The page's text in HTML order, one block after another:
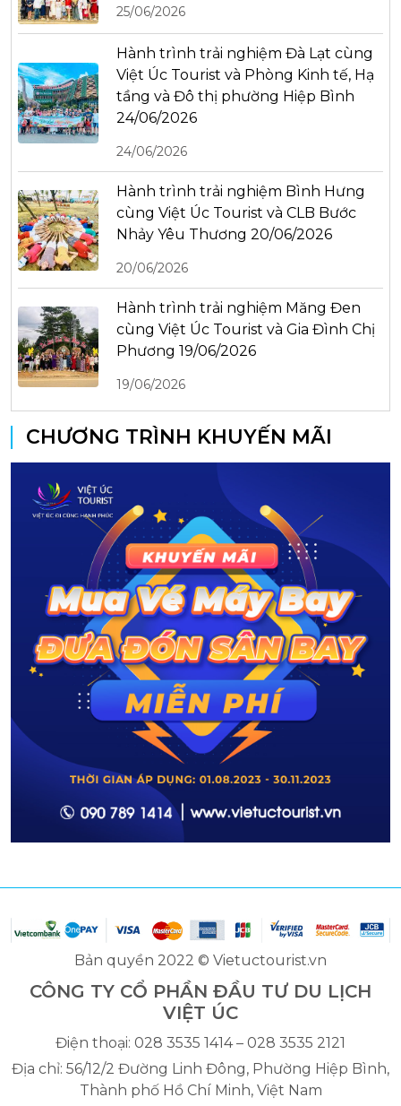
25/06/2026
Hành trình trải nghiệm Đà Lạt cùng
Việt Úc Tourist và Phòng Kinh tế, Hạ
tầng và Đô thị phường Hiệp Bình
24/06/2026
24/06/2026
Hành trình trải nghiệm Bình Hưng
cùng Việt Úc Tourist và CLB Bước
Nhảy Yêu Thương 20/06/2026
20/06/2026
Hành trình trải nghiệm Măng Đen
cùng Việt Úc Tourist và Gia Đình Chị
Phương 19/06/2026
19/06/2026
CHƯƠNG TRÌNH KHUYẾN MÃI
Bản quyền 2022 © Vietuctourist.vn
CÔNG TY CỔ PHẦN ĐẦU TƯ DU LỊCH
VIỆT ÚC
Điện thoại: 028 3535 1414 – 028 3535 2121
Địa chỉ: 56/12/2 Đường Linh Đông, Phường Hiệp Bình,
Thành phố Hồ Chí Minh, Việt Nam